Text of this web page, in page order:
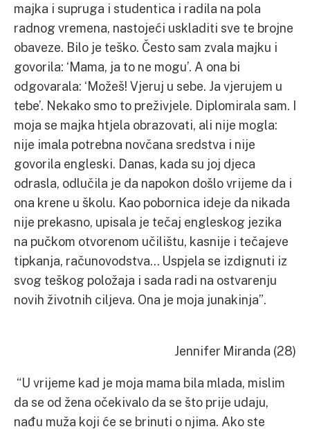
majka i supruga i studentica i radila na pola
radnog vremena, nastojeći uskladiti sve te brojne
obaveze. Bilo je teško. Često sam zvala majku i
govorila: ‘Mama, ja to ne mogu’. A ona bi
odgovarala: ‘Možeš! Vjeruj u sebe. Ja vjerujem u
tebe’. Nekako smo to preživjele. Diplomirala sam. I
moja se majka htjela obrazovati, ali nije mogla:
nije imala potrebna novčana sredstva i nije
govorila engleski. Danas, kada su joj djeca
odrasla, odlučila je da napokon došlo vrijeme da i
ona krene u školu. Kao pobornica ideje da nikada
nije prekasno, upisala je tečaj engleskog jezika
na pučkom otvorenom učilištu, kasnije i tečajeve
tipkanja, računovodstva… Uspjela se izdignuti iz
svog teškog položaja i sada radi na ostvarenju
novih životnih ciljeva. Ona je moja junakinja”.
Jennifer Miranda (28)
“U vrijeme kad je moja mama bila mlada, mislim
da se od žena očekivalo da se što prije udaju,
nađu muža koji će se brinuti o njima. Ako ste